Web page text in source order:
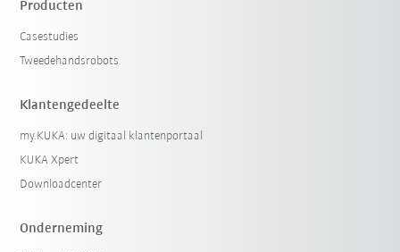
Producten
Casestudies
Tweedehandsrobots
Klantengedeelte
my.KUKA: uw digitaal klantenportaal
KUKA Xpert
Downloadcenter
Onderneming